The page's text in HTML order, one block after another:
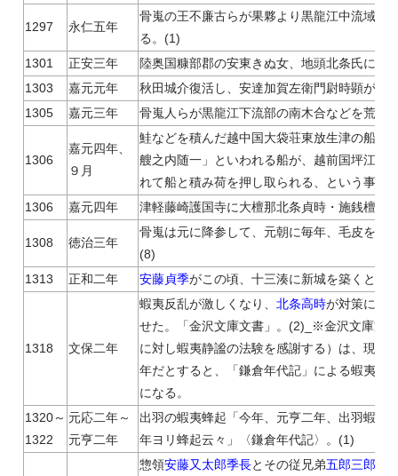
1297 永仁五年
骨嵬の王不廉古らが果夥より黒龍江中流域の
る。(1)
1301
正安三年
陸奥国糠部郡の安東きぬ女、地頭北条氏に類
1303
嘉元元年
秋田城介復活し、安達加賀左衛門尉時顕が任
1305
嘉元三年 骨嵬人らが黒龍江下流部の南木合などを荒ら
1306
嘉元四年、
９月
鮭などを積んだ越中国大袋荘東放生津の船主
艘之内随一」といわれる船が、越前国坪江郷
れて船と積み荷を押し取られる、という事件
1306
嘉元四年 津軽藤崎護国寺に大檀那北条貞時・施銭檀那
1308 徳治三年
骨嵬は元に降参して、元朝に毎年、毛皮を貢
(8)
1313
正和二年 安藤貞季がこの頃、十三湊に新城を築くとい
1318 文保二年
蝦夷反乱が激しくなり、北条高時が対策に乗
せた。「金沢文庫文書」。(2)_※金沢文庫文
に対し蝦夷静謐の法験を感謝する）は、現在
年だとすると、「鎌倉年代記」による蝦夷蜂
になる。
1320～
1322
元応二年～
元亨二年
出羽の蝦夷蜂起「今年、元亨二年、出羽蝦夷
年ヨリ蜂起云々」〈鎌倉年代記〉。(1)
惣領安藤又太郎季長とその従兄弟五郎三郎季